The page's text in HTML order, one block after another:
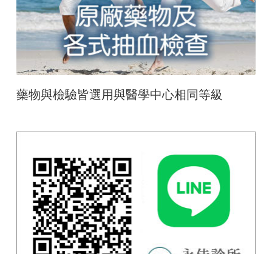
藥物與檢驗皆選用與醫學中心相同等級